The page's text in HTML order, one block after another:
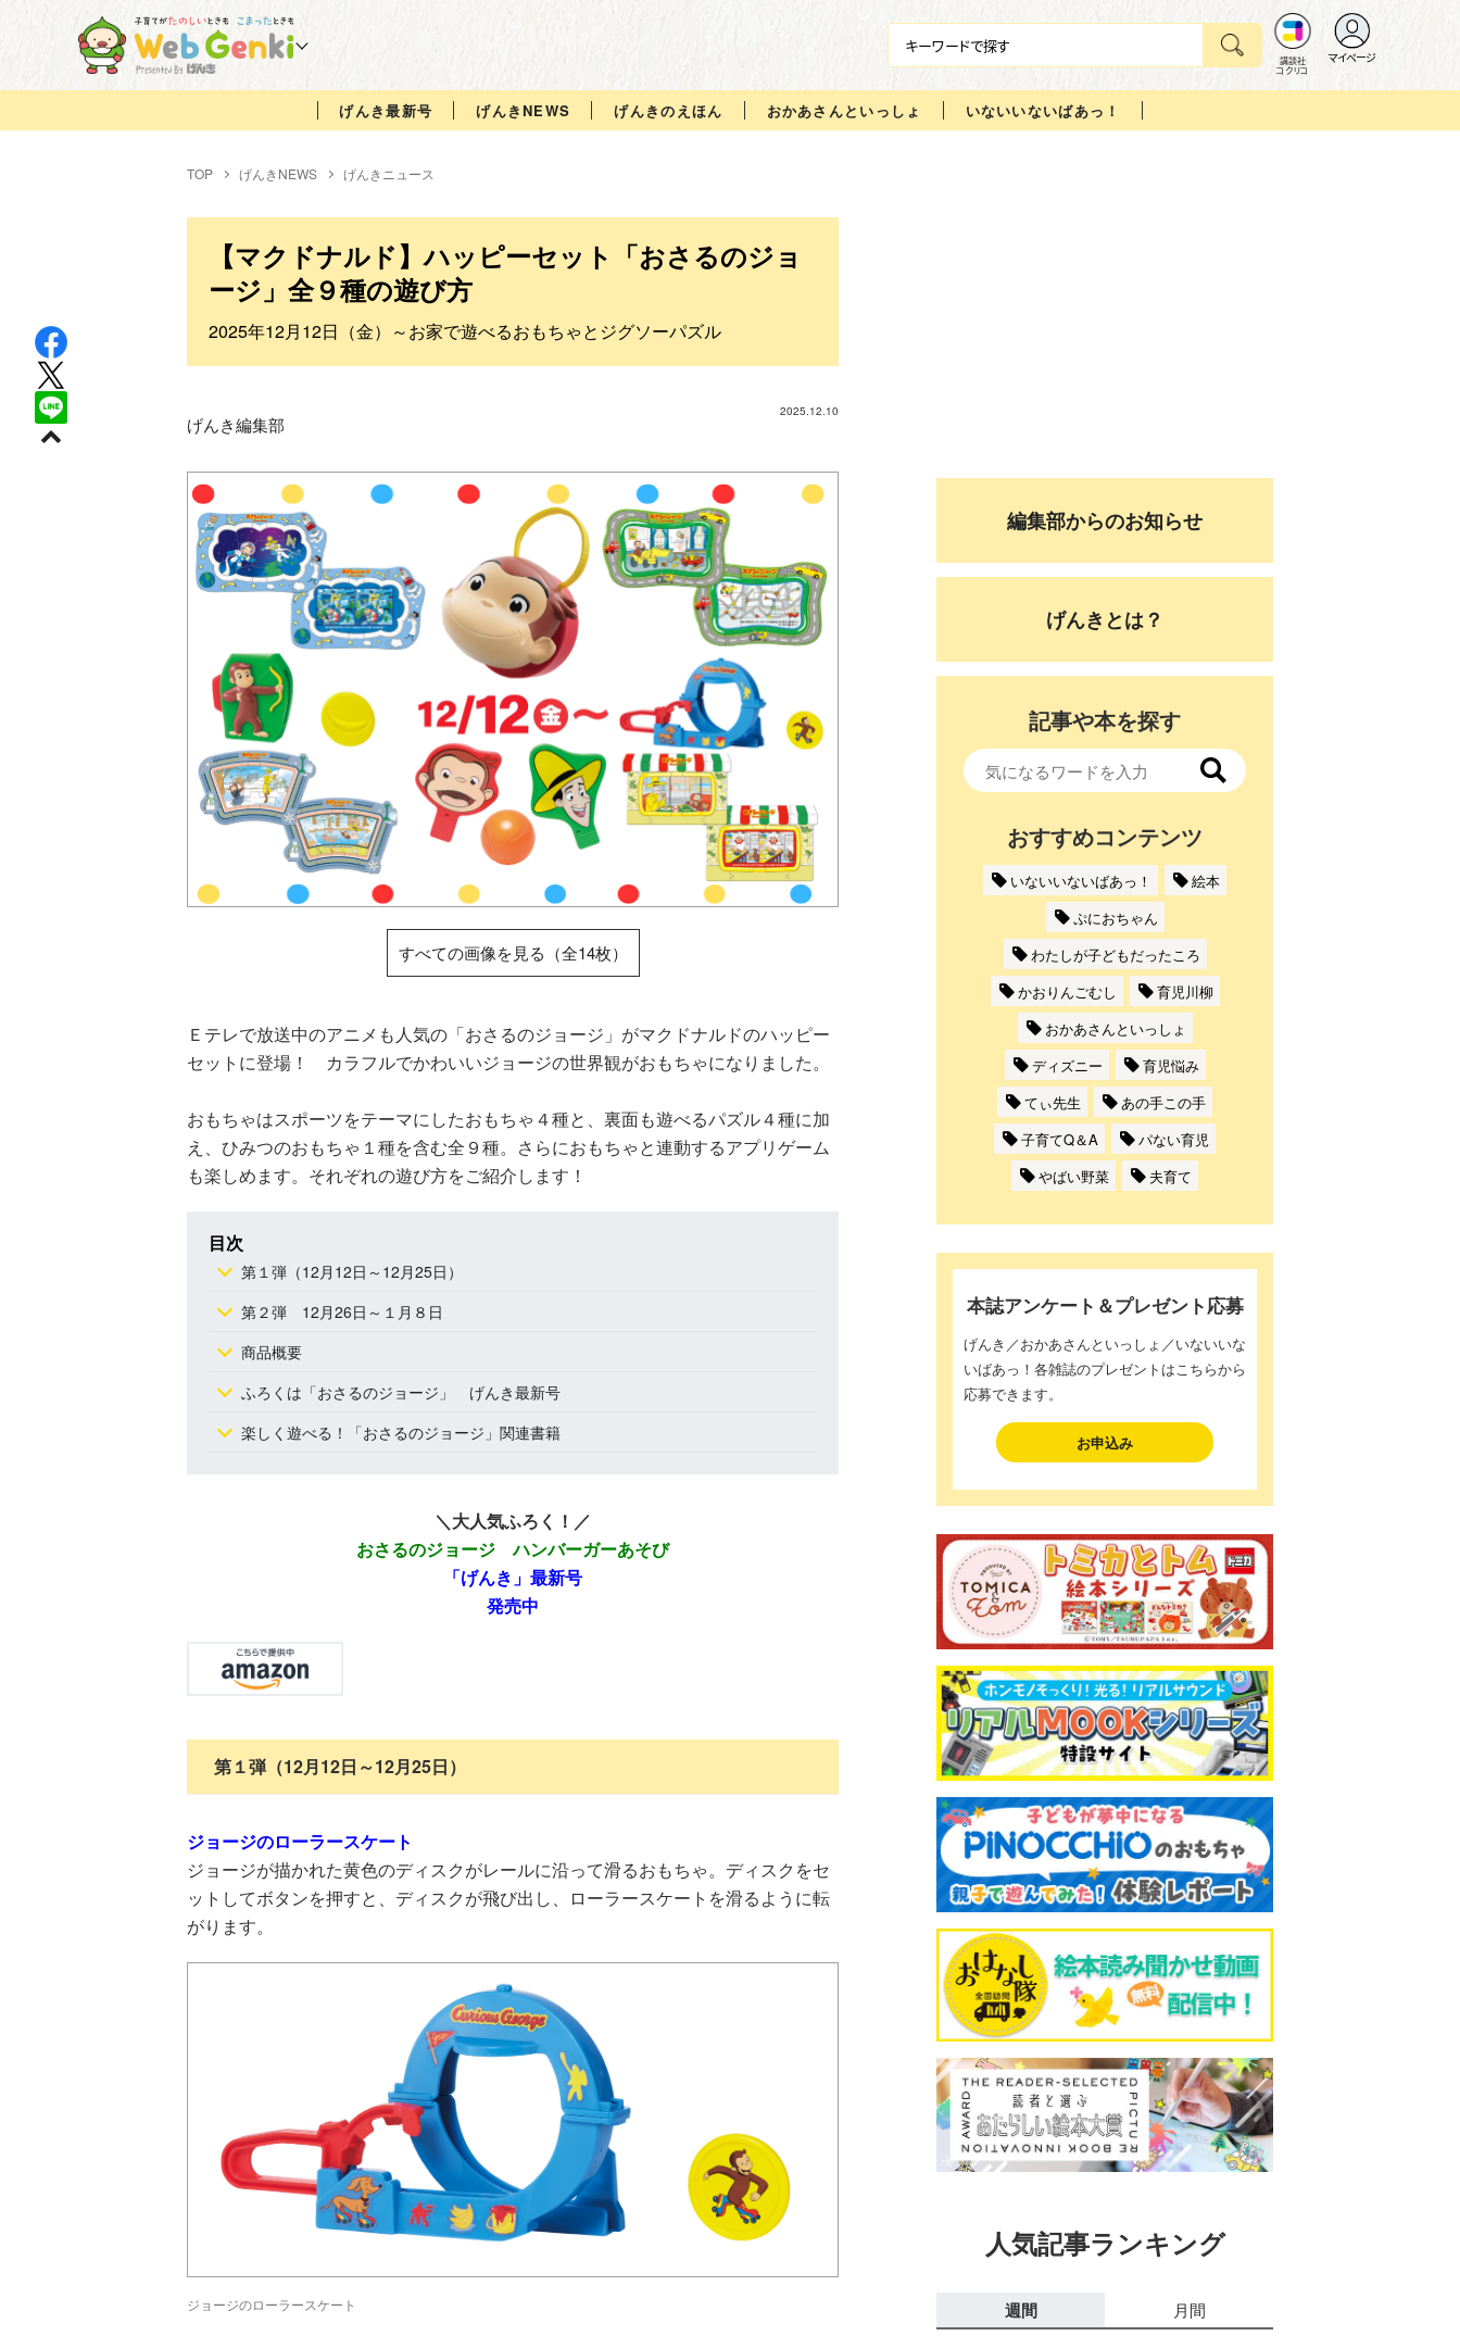
講談社
コクリコ
マイページ
げんき最新号 げんきNEWS げんきのえほん おかあさんといっしょ いないいないばあっ！
TOP げんきNEWS げんきニュース
【マクドナルド】ハッピーセット「おさるのジョ
ージ」全９種の遊び方
2025年12月12日（金）～お家で遊べるおもちゃとジグソーパズル
2025.12.10
げんき編集部
すべての画像を見る（全14枚）
Ｅテレで放送中のアニメも人気の「おさるのジョージ」がマクドナルドのハッピー
セットに登場！ カラフルでかわいいジョージの世界観がおもちゃになりました。
おもちゃはスポーツをテーマにしたおもちゃ４種と、裏面も遊べるパズル４種に加
え、ひみつのおもちゃ１種を含む全９種。さらにおもちゃと連動するアプリゲーム
も楽しめます。それぞれの遊び方をご紹介します！
目次
第１弾（12月12日～12月25日）
第２弾 12月26日～１月８日
商品概要
ふろくは「おさるのジョージ」 げんき最新号
楽しく遊べる！「おさるのジョージ」関連書籍
＼大人気ふろく！／
おさるのジョージ ハンバーガーあそび
「げんき」最新号
発売中
第１弾（12月12日～12月25日）
ジョージのローラースケート
ジョージが描かれた黄色のディスクがレールに沿って滑るおもちゃ。ディスクをセ
ットしてボタンを押すと、ディスクが飛び出し、ローラースケートを滑るように転
がります。
ジョージのローラースケート
編集部からのお知らせ
げんきとは？
記事や本を探す
おすすめコンテンツ
いないいないばあっ！
絵本
ぷにおちゃん
わたしが子どもだったころ
かおりんごむし
育児川柳
おかあさんといっしょ
ディズニー
育児悩み
てぃ先生
あの手この手
子育てQ＆A
パない育児
やばい野菜
夫育て
本誌アンケート＆プレゼント応募
げんき／おかあさんといっしょ／いないいな
いばあっ！各雑誌のプレゼントはこちらから
応募できます。
お申込み
人気記事ランキング
週間 月間